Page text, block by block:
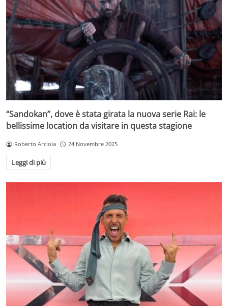
“Sandokan”, dove è stata girata la nuova serie Rai: le
bellissime location da visitare in questa stagione
Roberto Arciola 24 Novembre 2025
Leggi di più